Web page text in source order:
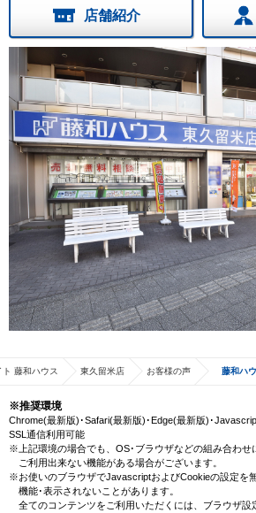
店舗紹介
藤和ハウス 東久留米店 お客様の声 藤和ハ
※推奨環境
Chrome(最新版)･Safari(最新版)･Edge(最新版)･
SSL通信利用可能
※上記環境の場合でも、OS･ブラウザなどの組み合わせ
ご利用出来ない機能がある場合がございます。
※お使いのブラウザでJavascriptおよびCookieの設定を
機能･表示されないことがあります。
全てのコンテンツをご利用いただくには、ブラウザ